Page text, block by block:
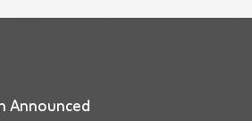
Announced